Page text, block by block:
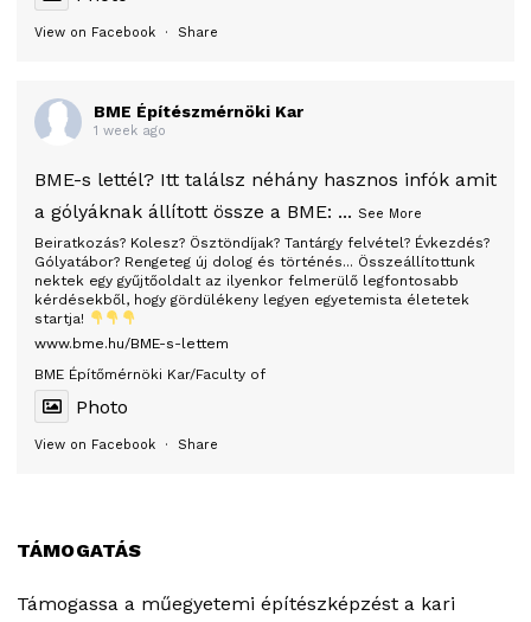
View on Facebook · Share
BME Építészmérnöki Kar
1 week ago
BME-s lettél? Itt találsz néhány hasznos infók amit
a gólyáknak állított össze a BME:
Beiratkozás? Kolesz? Ösztöndíjak? Tantárgy felvétel? Évkezdés?
Gólyatábor? Rengeteg új dolog és történés... Összeállítottunk
nektek egy gyűjtőoldalt az ilyenkor felmerülő legfontosabb
kérdésekből, hogy gördülékeny legyen egyetemista életetek
startja!
www.bme.hu/BME-s-lettem
BME Építőmérnöki Kar/Faculty of
... See More
Photo
View on Facebook · Share
TÁMOGATÁS
Támogassa a műegyetemi építészképzést a kari